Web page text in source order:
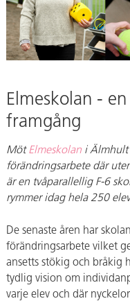
Kontakta Lekolar
Elmeskolan -
framgång
MötElmeskolan i Älmhult
förändringsarbete där
är en tvåparallellig F-6
rymmer idag hela 250
De senaste åren har
förändringsarbete vilket
ansetts stökig och bråkig
tydlig vision om
varje elev och där